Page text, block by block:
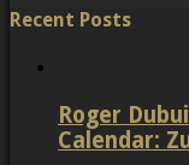
Recent Posts
Roger
Calendar: